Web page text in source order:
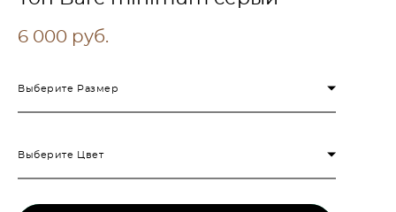
6 000 pуб.
Выберите Размер
Выберите Цвет